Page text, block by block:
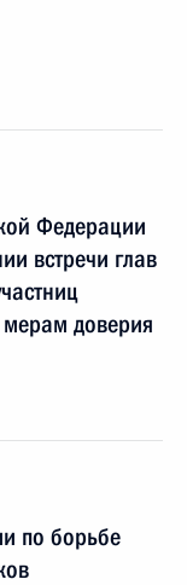
Федерации
встречи глав
доверия
по борьбе